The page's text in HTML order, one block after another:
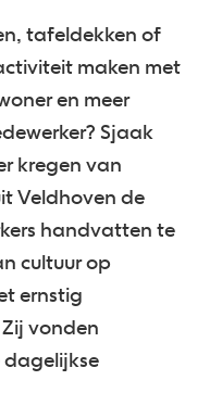
tafeldekken of
maken met
en meer
Sjaak
kregen van
Veldhoven de
handvatten te
cultuur op
ernstig
vonden
dagelijkse